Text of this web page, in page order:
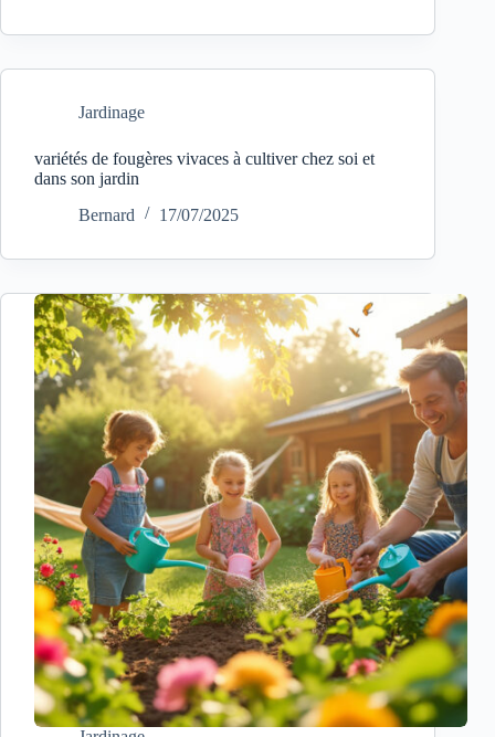
Jardinage
variétés de fougères vivaces à cultiver chez soi et
dans son jardin
Bernard
17/07/2025